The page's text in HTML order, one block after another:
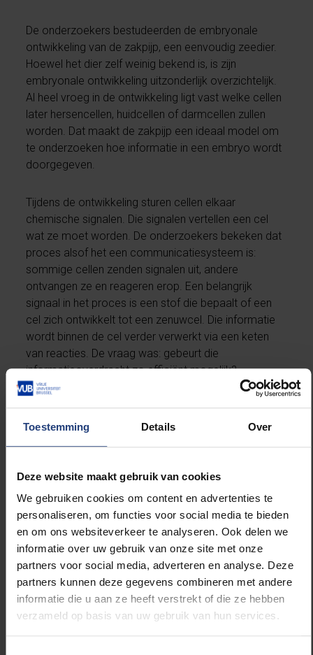
Toestemming Details Over
Deze website maakt gebruik van cookies
We gebruiken cookies om content en advertenties te
personaliseren, om functies voor social media te bieden
en om ons websiteverkeer te analyseren. Ook delen we
informatie over uw gebruik van onze site met onze
partners voor social media, adverteren en analyse. Deze
partners kunnen deze gegevens combineren met andere
informatie die u aan ze heeft verstrekt of die ze hebben
verzameld op basis van uw gebruik van hun services.
De onderzoekers bestudeerden de embryonale
ontwikkeling van de zakpijp, een eenvoudig zeedier.
Hoewel het dier zelf weinig bekend is, is zijn
embryonale ontwikkeling uitzonderlijk overzichtelijk.
Al heel vroeg in de ontwikkeling ligt vast welke cellen
later hersencellen, huidcellen of darmcellen zullen
worden. Dat maakt de zakpijp een ideaal model om
te onderzoeken hoe informatie in een embryo wordt
doorgegeven.
Tijdens de ontwikkeling sturen cellen elkaar
chemische signalen. Die signalen vertellen een cel
wat ze moet worden. De onderzoekers bekeken dat
proces alsof het een communicatiesysteem is:
sommige cellen zenden signalen uit, andere
ontvangen ze en reageren erop. Een belangrijk
signaal in het proces is een stof die bepaalt of een
cel zich ontwikkelt tot een zenuwcel. Die informatie
wordt binnen de cel verder verwerkt via een keten
van reacties. De vraag was: gebeurt die
informatieoverdracht zo efficiënt mogelijk?
“Het verrassende antwoord is: ja”, zegt professor
Sophie de Buyl (Applied Physics Research Group,
cellen, letterlijk hoe groot het raakvlak is tussen twee
cellen, bijna optimaal zijn om informatie door te
geven. Met andere woorden: de geometrie van het
embryo lijkt perfect afgestemd op een zo
betrouwbaar mogelijke overdracht van
ontwikkelingsinformatie. Het is de eerste keer dat
wordt aangetoond dat niet alleen chemische
signalen de funtionele toekomst van cellen bepalen,
maar ook hun ruimtelijke organisatie.”